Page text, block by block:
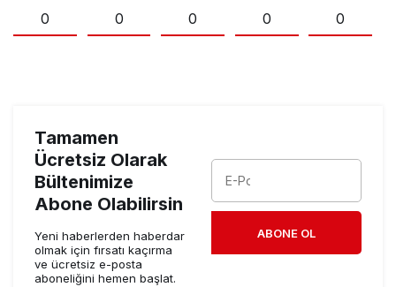
0 0 0 0 0
Tamamen
Ücretsiz Olarak
Bültenimize
Abone Olabilirsin
Yeni haberlerden haberdar
olmak için fırsatı kaçırma
ve ücretsiz e-posta
aboneliğini hemen başlat.
ABONE OL